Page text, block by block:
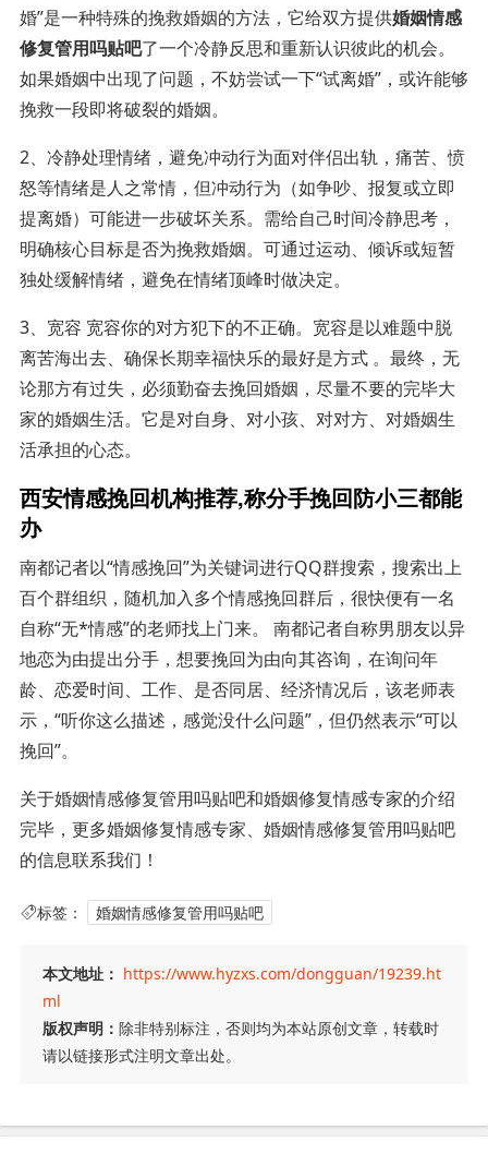
婚”是一种特殊的挽救婚姻的方法，它给双方提供婚姻情感
修复管用吗贴吧了一个冷静反思和重新认识彼此的机会。
如果婚姻中出现了问题，不妨尝试一下“试离婚”，或许能够
挽救一段即将破裂的婚姻。
2、冷静处理情绪，避免冲动行为面对伴侣出轨，痛苦、愤
怒等情绪是人之常情，但冲动行为（如争吵、报复或立即
提离婚）可能进一步破坏关系。需给自己时间冷静思考，
明确核心目标是否为挽救婚姻。可通过运动、倾诉或短暂
独处缓解情绪，避免在情绪顶峰时做决定。
3、宽容 宽容你的对方犯下的不正确。宽容是以难题中脱
离苦海出去、确保长期幸福快乐的最好是方式 。最终，无
论那方有过失，必须勤奋去挽回婚姻，尽量不要的完毕大
家的婚姻生活。它是对自身、对小孩、对对方、对婚姻生
活承担的心态。
西安情感挽回机构推荐,称分手挽回防小三都能
办
南都记者以“情感挽回”为关键词进行QQ群搜索，搜索出上
百个群组织，随机加入多个情感挽回群后，很快便有一名
自称“无*情感”的老师找上门来。 南都记者自称男朋友以异
地恋为由提出分手，想要挽回为由向其咨询，在询问年
龄、恋爱时间、工作、是否同居、经济情况后，该老师表
示，“听你这么描述，感觉没什么问题”，但仍然表示“可以
挽回”。
关于婚姻情感修复管用吗贴吧和婚姻修复情感专家的介绍
完毕，更多婚姻修复情感专家、婚姻情感修复管用吗贴吧
的信息联系我们！
标签： 婚姻情感修复管用吗贴吧
本文地址： https://www.hyzxs.com/dongguan/19239.ht
ml
版权声明： 除非特别标注，否则均为本站原创文章，转载时
请以链接形式注明文章出处。